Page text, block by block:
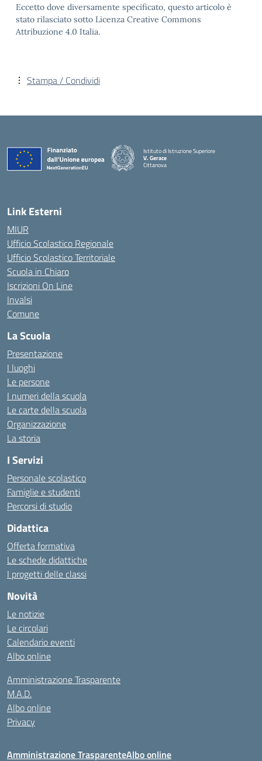
Eccetto dove diversamente specificato, questo articolo è
stato rilasciato sotto Licenza Creative Commons
Attribuzione 4.0 Italia.
Stampa / Condividi
Istituto di Istruzione Superiore
V. Gerace
Cittanova
Link Esterni
MIUR
Ufficio Scolastico Regionale
Ufficio Scolastico Territoriale
Scuola in Chiaro
Iscrizioni On Line
Invalsi
Comune
La Scuola
Presentazione
I luoghi
Le persone
I numeri della scuola
Le carte della scuola
Organizzazione
La storia
I Servizi
Personale scolastico
Famiglie e studenti
Percorsi di studio
Didattica
Offerta formativa
Le schede didattiche
I progetti delle classi
Novità
Le notizie
Le circolari
Calendario eventi
Albo online
Amministrazione Trasparente
M.A.D.
Albo online
Privacy
Amministrazione TrasparenteAlbo online